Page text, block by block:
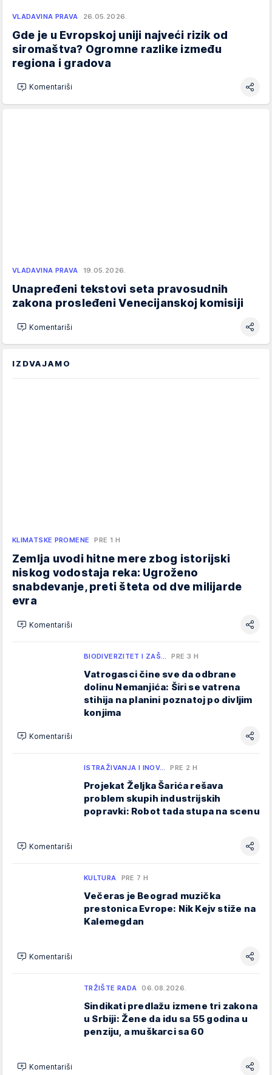
VLADAVINA PRAVA 26.05.2026.
Gde je u Evropskoj uniji najveći rizik od
siromaštva? Ogromne razlike između
regiona i gradova
Komentariši
VLADAVINA PRAVA 19.05.2026.
Unapređeni tekstovi seta pravosudnih
zakona prosleđeni Venecijanskoj komisiji
Komentariši
IZDVAJAMO
KLIMATSKE PROMENE PRE 1 H
Zemlja uvodi hitne mere zbog istorijski
niskog vodostaja reka: Ugroženo
snabdevanje, preti šteta od dve milijarde
evra
Komentariši
BIODIVERZITET I ZAŠ… PRE 3 H
Vatrogasci čine sve da odbrane
dolinu Nemanjića: Širi se vatrena
stihija na planini poznatoj po divljim
konjima
Komentariši
ISTRAŽIVANJA I INOV… PRE 2 H
Projekat Željka Šarića rešava
problem skupih industrijskih
popravki: Robot tada stupa na scenu
Komentariši
KULTURA PRE 7 H
Večeras je Beograd muzička
prestonica Evrope: Nik Kejv stiže na
Kalemegdan
Komentariši
TRŽIŠTE RADA 06.08.2026.
Sindikati predlažu izmene tri zakona
u Srbiji: Žene da idu sa 55 godina u
penziju, a muškarci sa 60
Komentariši